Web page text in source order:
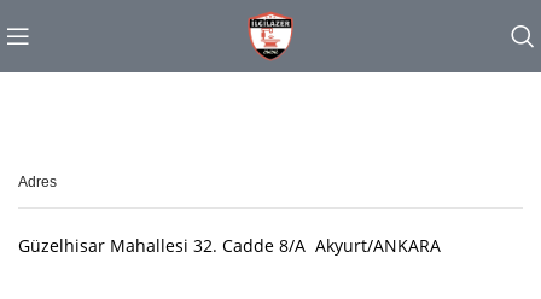
Adres
Güzelhisar Mahallesi 32. Cadde 8/A Akyurt/ANKARA